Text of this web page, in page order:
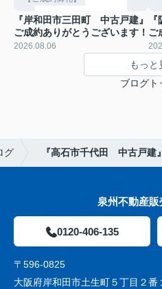
『岸和田市三田町 中古戸建』
ご成約ありがとうございます！
2026.08.06
ご
もっと
ブログト
グ 『高石市千代田 中古戸建
泉州不動産販
0120-406-135
〒596-0825
大阪府岸和田市土生町５丁目２番